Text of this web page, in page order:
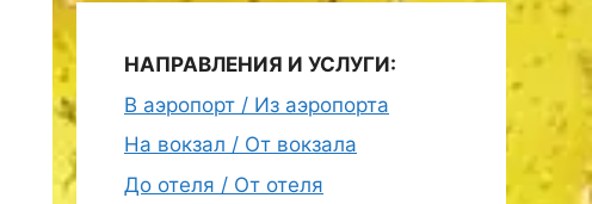
НАПРАВЛЕНИЯ И УСЛУГИ:
В аэропорт / Из аэропорта
На вокзал / От вокзала
До отеля / От отеля